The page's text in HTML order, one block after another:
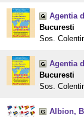
Agentia
Bucuresti
Sos.
Agentia
Bucuresti
Sos.
Albion,